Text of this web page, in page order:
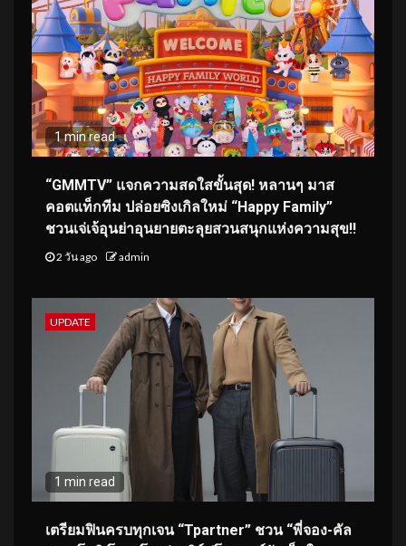
1 min read
“GMMTV” แจกความสดใสขั้นสุด! หลานๆ มาส
คอตแท็กทีม ปล่อยซิงเกิลใหม่ “Happy Family”
ชวนเจ่เจ้อุนย่าอุนยายตะลุยสวนสนุกแห่งความสุข!!
2 วัน ago admin
UPDATE
1 min read
เตรียมฟินครบทุกเจน “Tpartner” ชวน “พี่จอง-คัล